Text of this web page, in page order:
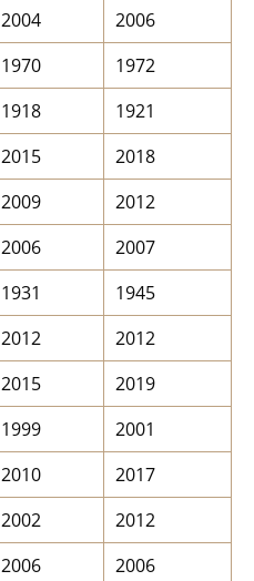
2004
2006
1970
1972
1918
1921
2015
2018
2009
2012
2006
2007
1931
1945
2012
2012
2015
2019
1999
2001
2010
2017
2002
2012
2006
2006